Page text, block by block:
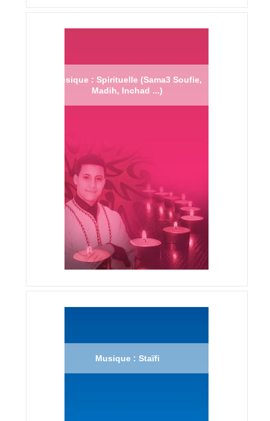
Musique : Spirituelle (Sama3 Soufie,
Madih, Inchad ...)
Musique : Staïfi